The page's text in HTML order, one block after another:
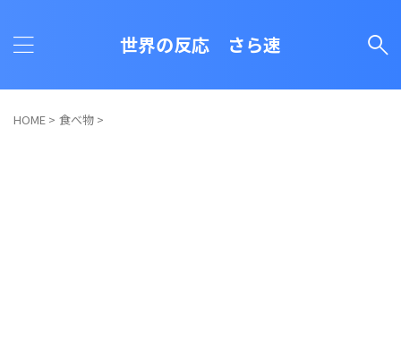
世界の反応 さら速
HOME > 食べ物 >